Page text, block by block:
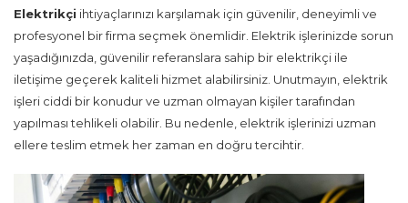
Elektrikçi ihtiyaçlarınızı karşılamak için güvenilir, deneyimli ve
profesyonel bir firma seçmek önemlidir. Elektrik işlerinizde sorun
yaşadığınızda, güvenilir referanslara sahip bir elektrikçi ile
iletişime geçerek kaliteli hizmet alabilirsiniz. Unutmayın, elektrik
işleri ciddi bir konudur ve uzman olmayan kişiler tarafından
yapılması tehlikeli olabilir. Bu nedenle, elektrik işlerinizi uzman
ellere teslim etmek her zaman en doğru tercihtir.